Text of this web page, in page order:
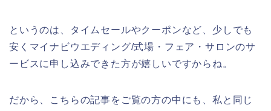
というのは、タイムセールやクーポンなど、少しでも
安くマイナビウエディング/式場・フェア・サロンのサ
ービスに申し込みできた方が嬉しいですからね。
だから、こちらの記事をご覧の方の中にも、私と同じ